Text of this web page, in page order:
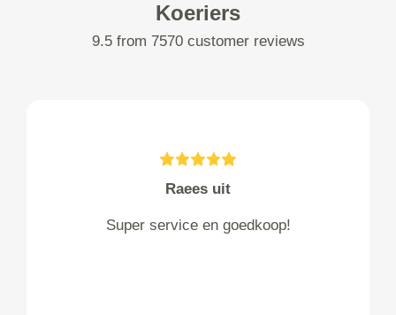
Koeriers
9.5 from 7570 customer reviews
Raees uit
Super service en goedkoop!